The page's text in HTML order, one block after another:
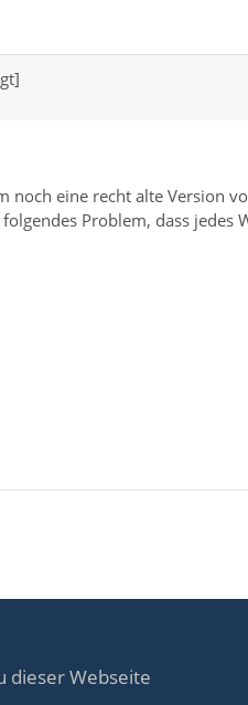
eine recht alte Version
Problem, dass jedes
dieser Webseite